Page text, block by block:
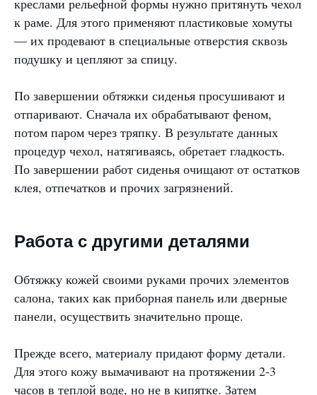
креслами рельефной формы нужно притянуть чехол
к раме. Для этого применяют пластиковые хомуты
— их продевают в специальные отверстия сквозь
подушку и цепляют за спицу.
По завершении обтяжки сиденья просушивают и
отпаривают. Сначала их обрабатывают феном,
потом паром через тряпку. В результате данных
процедур чехол, натягиваясь, обретает гладкость.
По завершении работ сиденья очищают от остатков
клея, отпечатков и прочих загрязнений.
Работа с другими деталями
Обтяжку кожей своими руками прочих элементов
салона, таких как приборная панель или дверные
панели, осуществить значительно проще.
Прежде всего, материалу придают форму детали.
Для этого кожу вымачивают на протяжении 2-3
часов в теплой воде, но не в кипятке. Затем